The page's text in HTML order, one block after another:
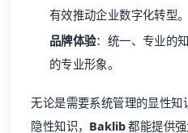
有效推动企业数字化转型。
品牌体验：统一、专业的
的专业形象。
无论是需要系统管理的显性
隐性知识， Baklib都能提供